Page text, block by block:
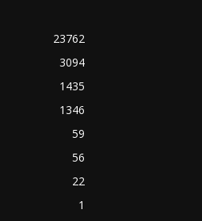
23762
3094
1435
1346
59
56
22
1